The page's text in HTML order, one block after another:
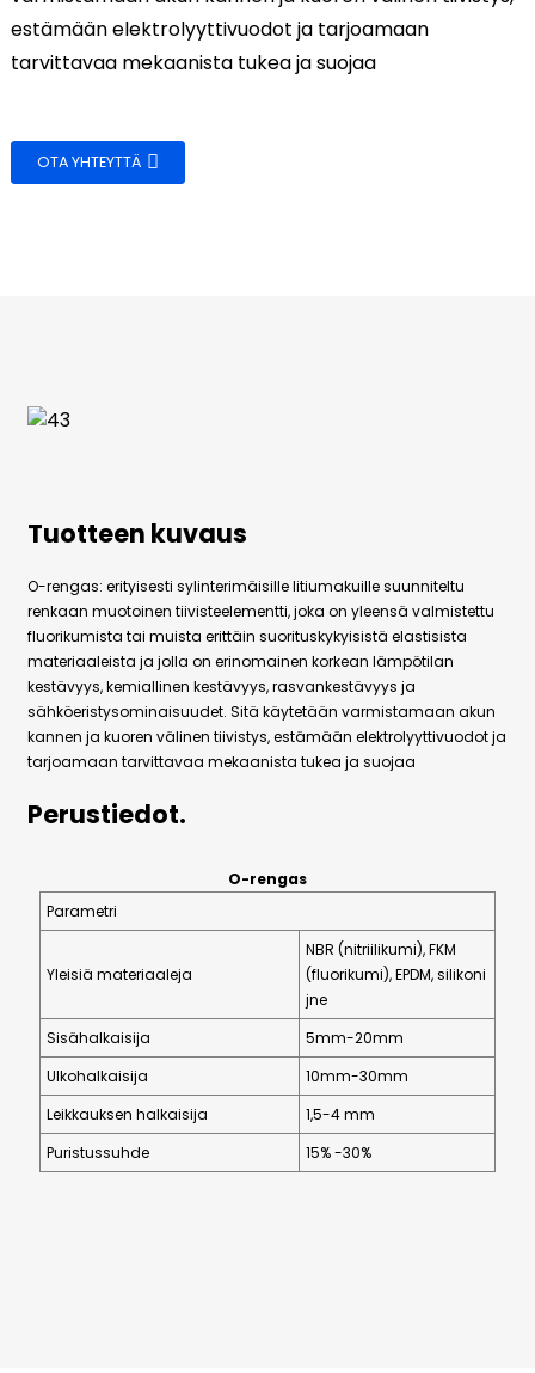
estämään elektrolyyttivuodot ja tarjoamaan
tarvittavaa mekaanista tukea ja suojaa
OTA YHTEYTTÄ
Tuotteen kuvaus
O-rengas: erityisesti sylinterimäisille litiumakuille suunniteltu
renkaan muotoinen tiivisteelementti, joka on yleensä valmistettu
fluorikumista tai muista erittäin suorituskykyisistä elastisista
materiaaleista ja jolla on erinomainen korkean lämpötilan
kestävyys, kemiallinen kestävyys, rasvankestävyys ja
sähköeristysominaisuudet. Sitä käytetään varmistamaan akun
kannen ja kuoren välinen tiivistys, estämään elektrolyyttivuodot ja
tarjoamaan tarvittavaa mekaanista tukea ja suojaa
Perustiedot.
O-rengas
Parametri
Yleisiä materiaaleja
NBR (nitriilikumi), FKM
(fluorikumi), EPDM, silikoni
jne
Sisähalkaisija
5mm-20mm
Ulkohalkaisija
10mm-30mm
Leikkauksen halkaisija
1,5-4 mm
Puristussuhde
15% -30%